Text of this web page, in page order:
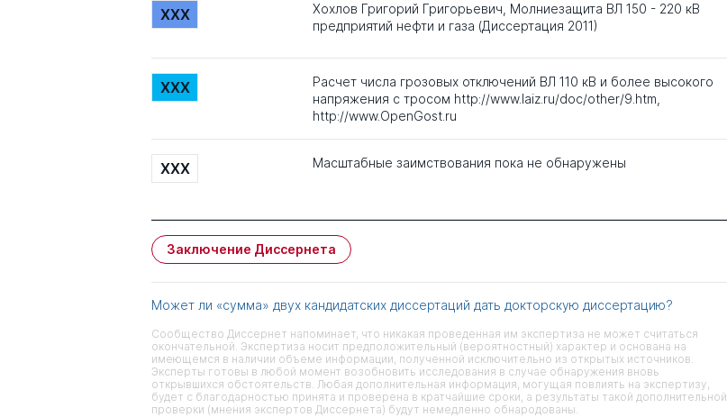
XXX
Хохлов Григорий Григорьевич, Молниезащита ВЛ 150 - 220 кВ
предприятий нефти и газа (Диссертация 2011)
XXX
Расчет числа грозовых отключений ВЛ 110 кВ и более высокого
напряжения с тросом http://www.laiz.ru/doc/other/9.htm,
http://www.OpenGost.ru
XXX Масштабные заимствования пока не обнаружены
Заключение Диссернета
Может ли «сумма» двух кандидатских диссертаций дать докторскую диссертацию?
Сообщество Диссернет напоминает, что никакая проведенная им экспертиза не может считаться
окончательной. Экспертиза носит предположительный (вероятностный) характер и основана на
имеющемся в наличии объеме информации, полученной исключительно из открытых источников.
Эксперты готовы в любой момент возобновить исследования в случае обнаружения вновь
открывшихся обстоятельств. Любая дополнительная информация, могущая повлиять на экспертизу,
будет с благодарностью принята и проверена в кратчайшие сроки, а результаты такой дополнительной
проверки (мнения экспертов Диссернета) будут немедленно обнародованы.